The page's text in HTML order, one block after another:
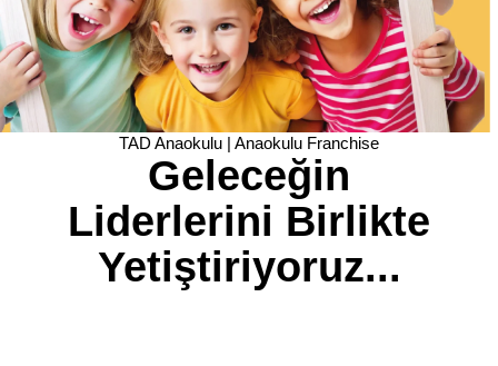
TAD Anaokulu | Anaokulu Franchise
Geleceğin
Liderlerini Birlikte
Yetiştiriyoruz...